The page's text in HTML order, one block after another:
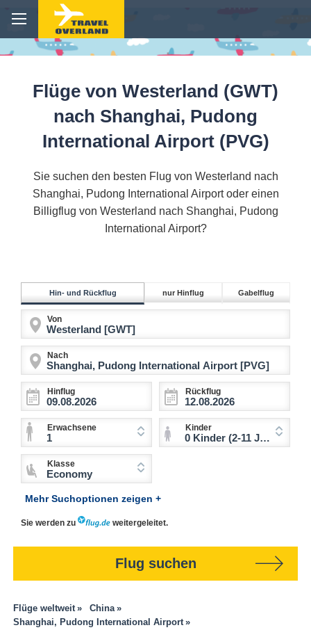
Flüge von Westerland (GWT)
nach Shanghai, Pudong
International Airport (PVG)
Sie suchen den besten Flug von Westerland nach
Shanghai, Pudong International Airport oder einen
Billigflug von Westerland nach Shanghai, Pudong
International Airport?
Hin- und Rückflug nur Hinflug Gabelflug
Von
Nach
Hinflug Rückflug
Erwachsene
1
Kinder
0 Kinder (2-11 Jahre)
Klasse
Economy
Mehr Suchoptionen zeigen +
Sie werden zu weitergeleitet.
Flug suchen
Flüge weltweit
China
Shanghai, Pudong International Airport